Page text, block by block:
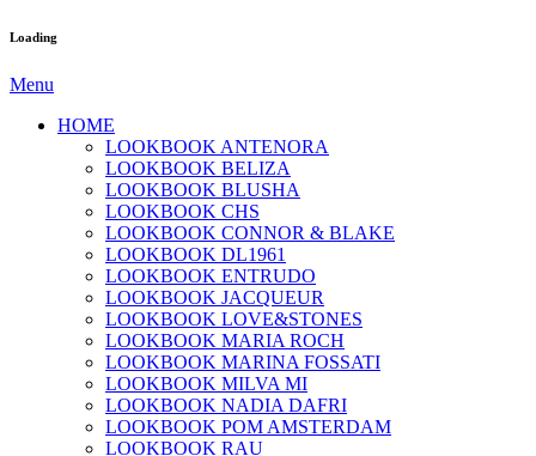
Loading
Menu
HOME
LOOKBOOK ANTENORA
LOOKBOOK BELIZA
LOOKBOOK BLUSHA
LOOKBOOK CHS
LOOKBOOK CONNOR & BLAKE
LOOKBOOK DL1961
LOOKBOOK ENTRUDO
LOOKBOOK JACQUEUR
LOOKBOOK LOVE&STONES
LOOKBOOK MARIA ROCH
LOOKBOOK MARINA FOSSATI
LOOKBOOK MILVA MI
LOOKBOOK NADIA DAFRI
LOOKBOOK POM AMSTERDAM
LOOKBOOK RAU